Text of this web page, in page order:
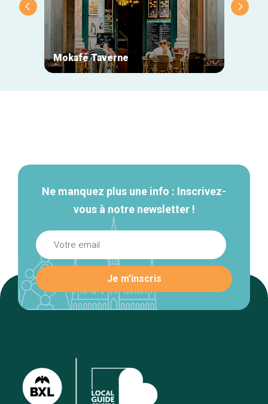
Mokafé Taverne
Ne manquez plus une info : Inscrivez-
vous à notre newsletter !